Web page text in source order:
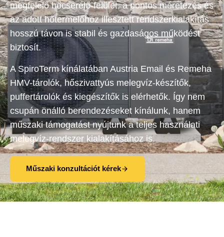
megfelelő hőcserélő-felület, a pontos méretezés és
az adott hőtermelőhöz illesztett rendszerkialakítás
hosszú távon is stabil és gazdaságos működést
biztosít.
A SpiroTerm kínálatában Austria Email és Remeha
HMV-tárolók, hőszivattyús melegvíz-készítők,
puffertárolók és kiegészítők is elérhetők. Így nem
csupán önálló berendezéseket kínálunk, hanem
műszaki támogatást nyújtunk a teljes használati
melegvíz-rendszer kialakításához is.
Műszaki konzultációt kérek